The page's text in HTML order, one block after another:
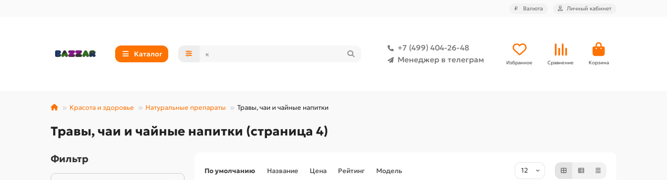
₽ Валюта Личный кабинет
Каталог
+7 (499) 404-26-48
Менеджер в телеграм
Избранное Сравнение Корзина
Красота и здоровье Натуральные препараты Травы, чаи и чайные напитки
Травы, чаи и чайные напитки (страница 4)
Фильтр
По умолчанию Название Цена Рейтинг Модель